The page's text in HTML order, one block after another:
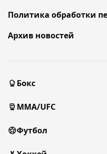
Политика обработки
Архив новостей
Бокс
MMA/UFC
Футбол